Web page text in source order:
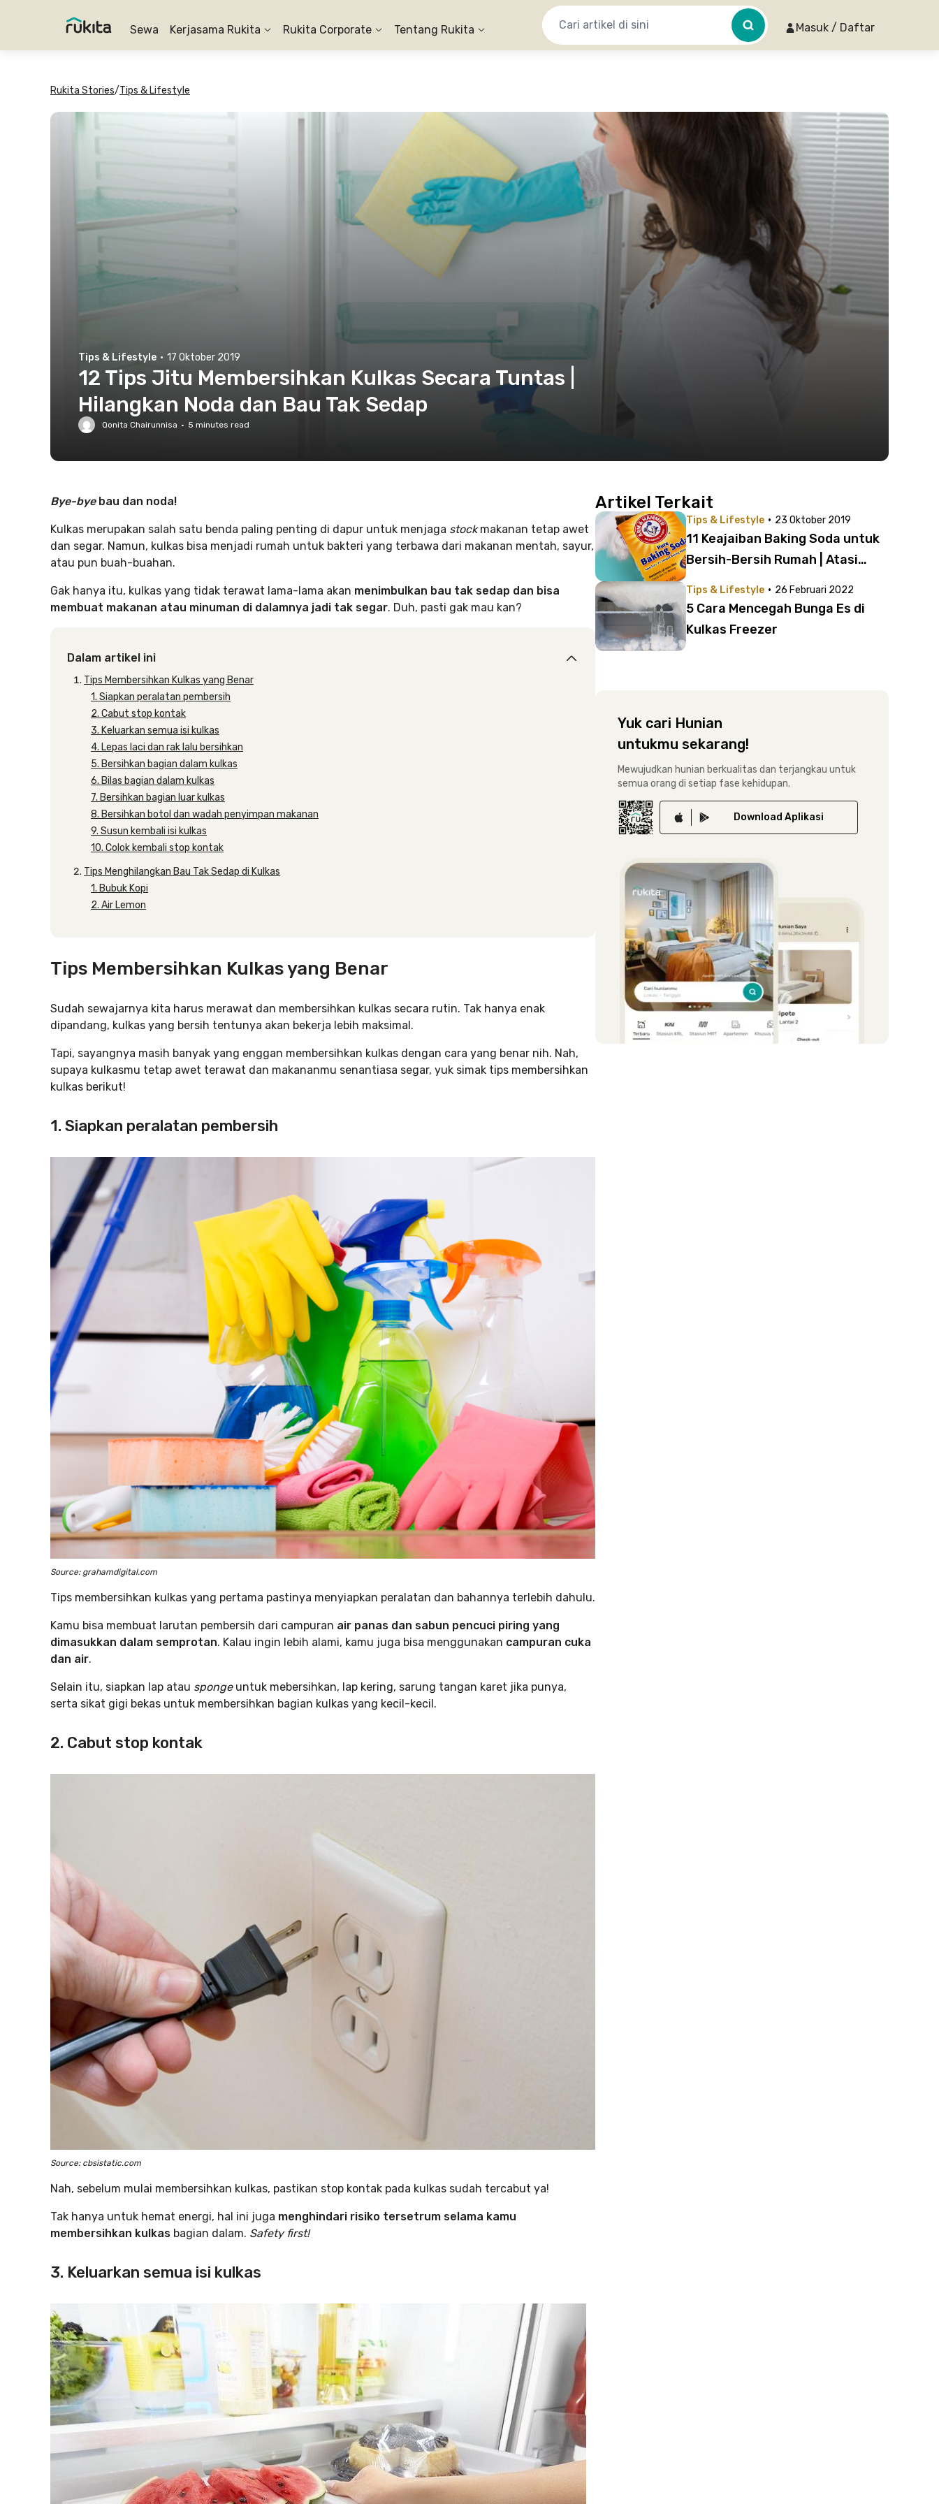
Sewa Kerjasama Rukita Rukita Corporate Tentang Rukita Masuk / Daftar
Rukita Stories/Tips & Lifestyle
Tips & Lifestyle · 17 Oktober 2019
12 Tips Jitu Membersihkan Kulkas Secara Tuntas |
Hilangkan Noda dan Bau Tak Sedap
Qonita Chairunnisa · 5 minutes read
Bye-bye bau dan noda!
Kulkas merupakan salah satu benda paling penting di dapur untuk menjaga stockmakanan tetap awet
dan segar. Namun, kulkas bisa menjadi rumah untuk bakteri yang terbawa dari makanan mentah, sayur,
atau pun buah-buahan.
Gak hanya itu, kulkas yang tidak terawat lama-lama akan menimbulkan bau tak sedap dan bisa
membuat makanan atau minuman di dalamnya jadi tak segar. Duh, pasti gak mau kan?
Dalam artikel ini
Tips Membersihkan Kulkas yang Benar
1. Siapkan peralatan pembersih
2. Cabut stop kontak
3. Keluarkan semua isi kulkas
4. Lepas laci dan rak lalu bersihkan
5. Bersihkan bagian dalam kulkas
6. Bilas bagian dalam kulkas
7. Bersihkan bagian luar kulkas
8. Bersihkan botol dan wadah penyimpan makanan
9. Susun kembali isi kulkas
10. Colok kembali stop kontak
Tips Menghilangkan Bau Tak Sedap di Kulkas
1. Bubuk Kopi
2. Air Lemon
Tips Membersihkan Kulkas yang Benar
Sudah sewajarnya kita harus merawat dan membersihkan kulkas secara rutin. Tak hanya enak
dipandang, kulkas yang bersih tentunya akan bekerja lebih maksimal.
Tapi, sayangnya masih banyak yang enggan membersihkan kulkas dengan cara yang benar nih. Nah,
supaya kulkasmu tetap awet terawat dan makananmu senantiasa segar, yuk simak tips membersihkan
kulkas berikut!
1. Siapkan peralatan pembersih
Source: grahamdigital.com
Tips membersihkan kulkas yang pertama pastinya menyiapkan peralatan dan bahannya terlebih dahulu.
Kamu bisa membuat larutan pembersih dari campuran air panas dan sabun pencuci piring yang
dimasukkan dalam semprotan. Kalau ingin lebih alami, kamu juga bisa menggunakan campuran cuka
dan air.
Selain itu, siapkan lap atau sponge untuk mebersihkan, lap kering, sarung tangan karet jika punya,
serta sikat gigi bekas untuk membersihkan bagian kulkas yang kecil-kecil.
2. Cabut stop kontak
Source: cbsistatic.com
Nah, sebelum mulai membersihkan kulkas, pastikan stop kontak pada kulkas sudah tercabut ya!
Tak hanya untuk hemat energi, hal ini juga menghindari risiko tersetrum selama kamu
membersihkan kulkas bagian dalam. Safety first!
3. Keluarkan semua isi kulkas
Artikel Terkait
Tips & Lifestyle · 23 Oktober 2019
11 Keajaiban Baking Soda untuk
Bersih-Bersih Rumah | Atasi
Kusam
Tips & Lifestyle · 26 Februari 2022
5 Cara Mencegah Bunga Es di
Kulkas Freezer
Yuk cari Hunian
untukmu sekarang!
Mewujudkan hunian berkualitas dan terjangkau untuk
semua orang di setiap fase kehidupan.
Download Aplikasi